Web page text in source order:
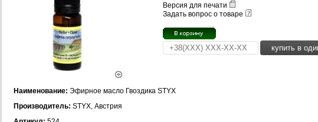
Версия для печати
Задать вопрос о товаре
купить в
Наименование: Эфирное масло Гвоздика STYX
Производитель: STYX, Австрия